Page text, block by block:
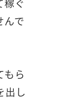
稼ぐ
んで
もら
出し